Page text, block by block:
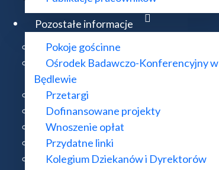
Pozostałe informacje
Pokoje gościnne
Ośrodek Badawczo-Konferencyjny w
Będlewie
Przetargi
Dofinansowane projekty
Wnoszenie opłat
Przydatne linki
Kolegium Dziekanów i Dyrektorów